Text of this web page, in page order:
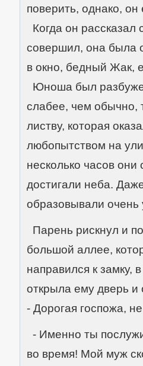
поверить, однако,
Когда он
совершил, она была
в окно, бедный Жак,
Юноша был
слабее, чем обычно,
листву, которая
любопытством на
несколько часов
достигали неба.
образовывали очень
Парень рискнул и
большой аллее,
направился к замку,
открыла ему дверь и
- Дорогая госпожа,
- Именно ты
во время! Мой муж